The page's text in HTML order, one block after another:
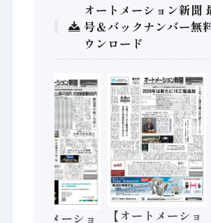
オートメーション新聞
号＆バックナンバー無
ウンロード
【オートメーショ
【オートメーショ